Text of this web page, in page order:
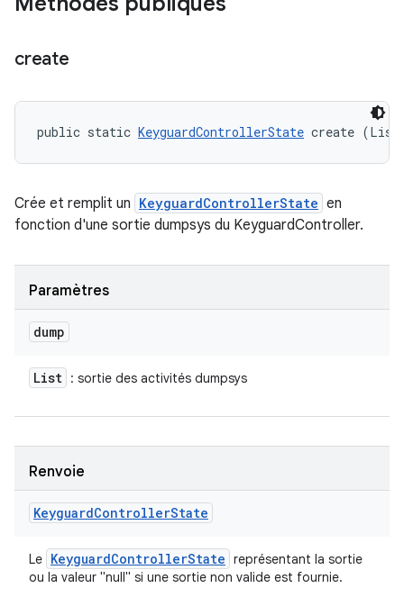
create
public static KeyguardControllerState create
Crée et remplit un KeyguardControllerState en
fonction d'une sortie dumpsys du KeyguardController.
Paramètres
dump
List : sortie des activités dumpsys
Renvoie
KeyguardControllerState
Le KeyguardControllerState représentant la sortie
ou la valeur "null" si une sortie non valide est fournie.